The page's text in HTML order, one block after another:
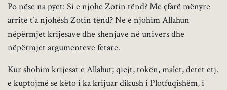
Po nëse na pyet: Si e njohe Zotin tënd? Me çfarë mënyre
arrite t’a njohësh Zotin tënd? Ne e njohim Allahun
nëpërmjet krijesave dhe shenjave në univers dhe
nëpërmjet argumenteve fetare.
Kur shohim krijesat e Allahut; qiejt, tokën, malet, detet etj.
e kuptojmë se këto i ka krijuar dikush i Plotfuqishëm, i